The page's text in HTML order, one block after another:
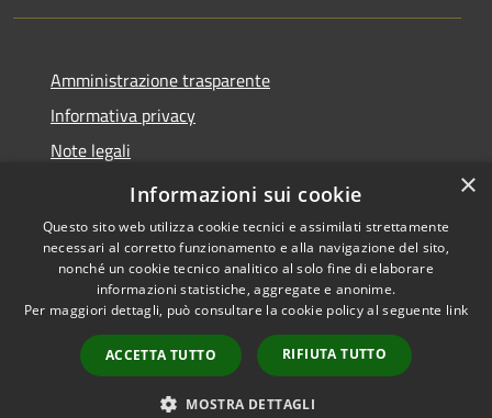
Amministrazione trasparente
Informativa privacy
Note legali
Dichiarazione di accessibilità
Accessibilità
Copyright © 2026 • Città di
Cirié • Powered by
Municipium•
Accesso
redazione
×
Informazioni sui cookie
Questo sito web utilizza cookie tecnici e assimilati strettamente
necessari al corretto funzionamento e alla navigazione del sito,
nonché un cookie tecnico analitico al solo fine di elaborare
informazioni statistiche, aggregate e anonime.
Per maggiori dettagli, può consultare la cookie policy al seguente link
ACCETTA TUTTO RIFIUTA TUTTO
MOSTRA DETTAGLI